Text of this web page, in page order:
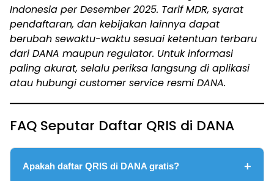
Indonesia per Desember 2025. Tarif MDR, syarat
pendaftaran, dan kebijakan lainnya dapat
berubah sewaktu-waktu sesuai ketentuan terbaru
dari DANA maupun regulator. Untuk informasi
paling akurat, selalu periksa langsung di aplikasi
atau hubungi customer service resmi DANA.
FAQ Seputar Daftar QRIS di DANA
Apakah daftar QRIS di DANA gratis?